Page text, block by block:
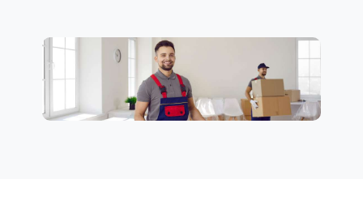
National
Beiladung
International